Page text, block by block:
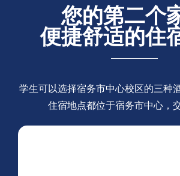
您的第二个
便捷舒适的住
学生可以选择宿务市中心校区的三种
住宿地点都位于宿务市中心，